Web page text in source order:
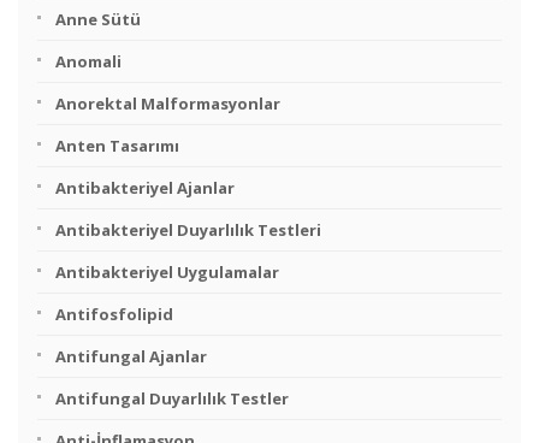
Anne Sütü
Anomali
Anorektal Malformasyonlar
Anten Tasarımı
Antibakteriyel Ajanlar
Antibakteriyel Duyarlılık Testleri
Antibakteriyel Uygulamalar
Antifosfolipid
Antifungal Ajanlar
Antifungal Duyarlılık Testler